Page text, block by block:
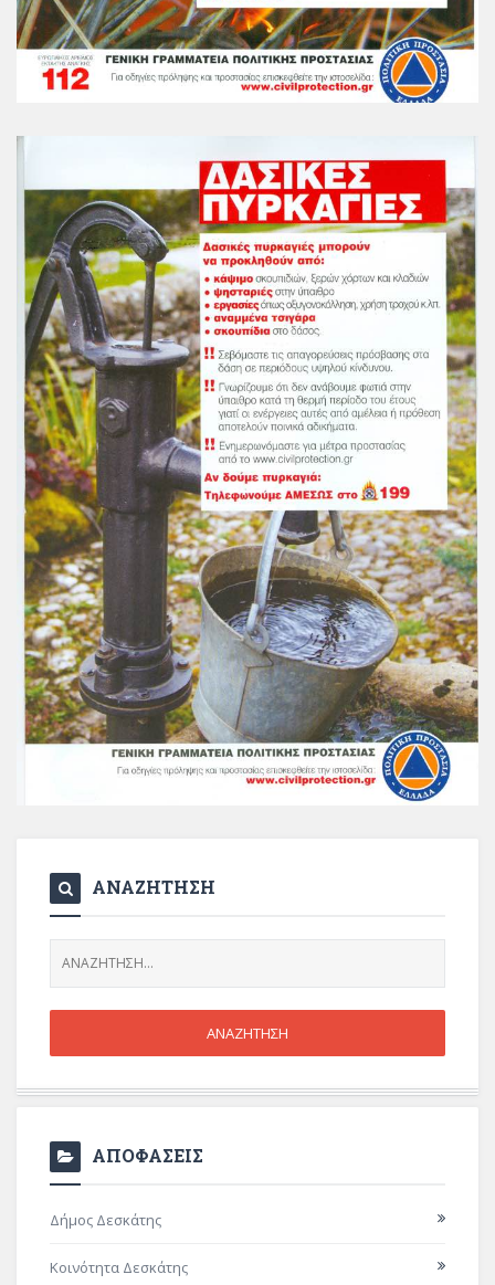
ΑΝΑΖΗΤΗΣΗ
ΑΠΟΦΑΣΕΙΣ
Δήμος Δεσκάτης
Κοινότητα Δεσκάτης